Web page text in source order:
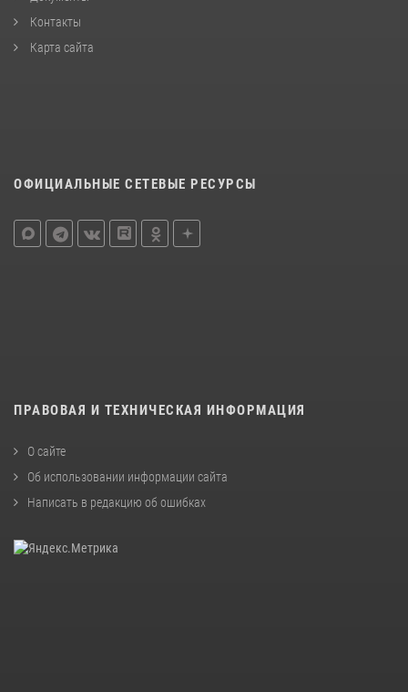
Контакты
Карта сайта
ОФИЦИАЛЬНЫЕ СЕТЕВЫЕ РЕСУРСЫ
ПРАВОВАЯ И ТЕХНИЧЕСКАЯ ИНФОРМАЦИЯ
О сайте
Об использовании информации сайта
Написать в редакцию об ошибках